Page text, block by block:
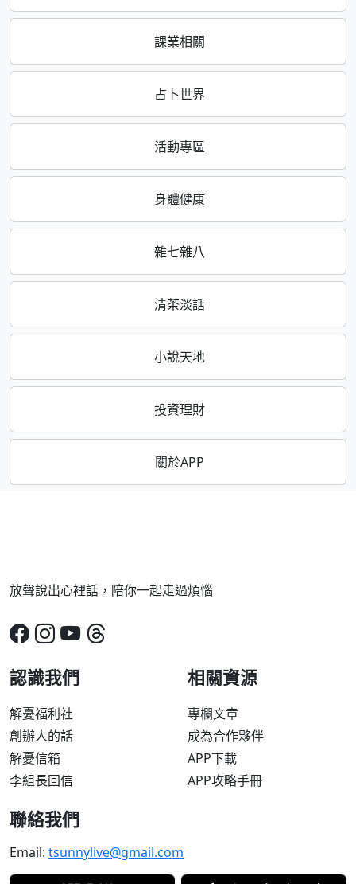
課業相關
占卜世界
活動專區
身體健康
雜七雜八
清茶淡話
小說天地
投資理財
關於APP
放聲說出心裡話，陪你一起走過煩惱
認識我們
解憂福利社
創辦人的話
解憂信箱
李組長回信
相關資源
專欄文章
成為合作夥伴
APP下載
APP攻略手冊
聯絡我們
Email: tsunnylive@gmail.com